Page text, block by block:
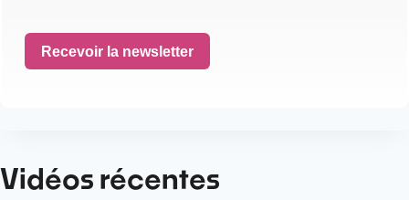
Recevoir la newsletter
Vidéos récentes